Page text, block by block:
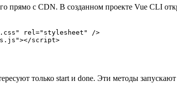
прямо с CDN. В созданном проекте Vue CLI
rel="stylesheet" />
только start и done. Эти методы